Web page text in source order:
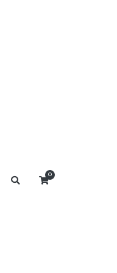
0